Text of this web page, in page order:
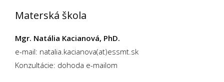
Materská škola
Mgr. Natália Kacianová, PhD.
e-mail: natalia.kacianova(at)essmt.sk
Konzultácie: dohoda e-mailom